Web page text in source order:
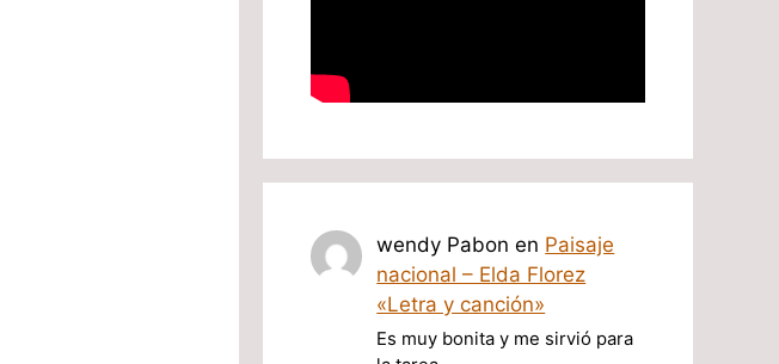
wendy Pabon en Paisaje
nacional – Elda Florez
«Letra y canción»
Es muy bonita y me sirvió para